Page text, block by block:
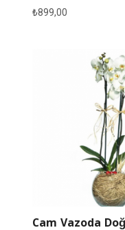
₺899,00
Cam Vazoda